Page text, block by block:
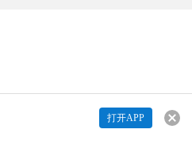
打开APP